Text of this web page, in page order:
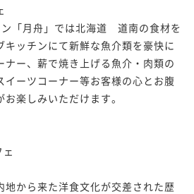
「月舟」では北海道　道南の食材を
キッチンにて新鮮な魚介類を豪快に
ナー、薪で焼き上げる魚介・肉類の
イーツコーナー等お客様の心とお腹
楽しみいただけます。
地から来た洋食文化が交差された歴